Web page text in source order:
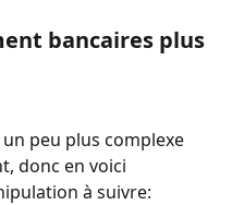
bancaires plus
peu plus complexe
donc en voici
à suivre: